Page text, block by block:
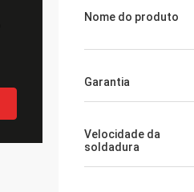
Nome do produto
Garantia
Velocidade da
soldadura